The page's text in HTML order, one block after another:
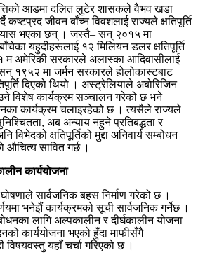
आडमा दलित लुटेर शासकले वैभव खडा
कष्टप्रद जीवन बाँच्न विवशलाई राज्यले क्षतिपूर्ति
भएका छन् । जस्तै– सन् २०१५ मा
यहुदीहरूलाई १२ मिलियन डलर क्षतिपूर्ति
म अमेरिकी सरकारले अलास्का आदिवासीलाई
१९५२ मा जर्मन सरकारले होलोकास्टबाट
दिएको थियो । अस्ट्रेलियाले अबोरिजिन
विशेष कार्यक्रम सञ्चालन गरेको छ भने
कार्यक्रम चलाइरहेको छ । त्यसैले राज्यले
अब अन्याय नहुने प्रतिबद्धता र
विभेदको क्षतिपूर्तिको मुद्दा अनिवार्य सम्बोधन
औचित्य सावित गर्छ ।
कार्ययोजना
सार्वजनिक बहस निर्माण गरेको छ ।
भनेझैं कार्यक्रमको सूची सार्वजनिक गर्नेछ ।
लागि अल्पकालीन र दीर्घकालीन योजना
कार्ययोजना भएको हुँदा माफीसँगै
विषयवस्तु यहाँ चर्चा गरिएको छ ।